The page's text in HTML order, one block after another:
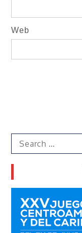
Web
Search
for: